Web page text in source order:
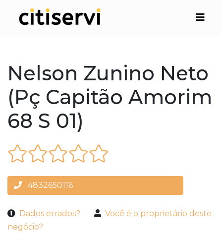
Nelson Zunino Neto
(Pç Capitão Amorim
68 S 01)
4832650116
Dados errados?
Você é o proprietário deste
negócio?